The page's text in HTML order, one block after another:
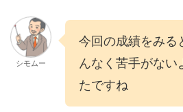
シモムー
今回の成績をみる
んなく苦手がない
たですね